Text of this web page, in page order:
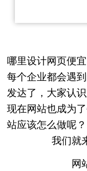
哪里设计网页便
每个企业都会遇
发达了，大家认
现在网站也成为
站应该怎么做呢
我们就
网